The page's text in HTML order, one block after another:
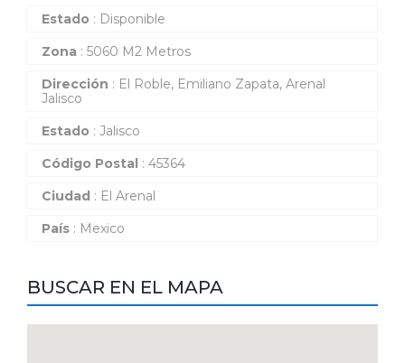
Estado : Disponible
Zona : 5060 M2 Metros
Dirección : El Roble, Emiliano Zapata, Arenal
Jalisco
Estado : Jalisco
Código Postal : 45364
Ciudad : El Arenal
País : Mexico
BUSCAR EN EL MAPA